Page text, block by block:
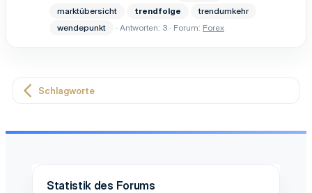
marktübersicht
trendfolge
trendumkehr
wendepunkt
Antworten: 3 Forum: Forex
Schlagworte
Statistik des Forums